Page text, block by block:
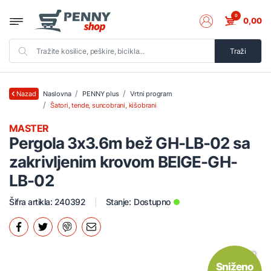
Traži
0 0,00
Nazad Naslovna PENNY plus
Vrtni program
Šatori, tende, suncobrani, kišobrani
Pergola 3x3.6m bež GH-LB-02 sa
zakrivljenim krovom BEIGE-GH-
LB-02
MASTER
Šifra artikla: 240392 Stanje: Dostupno
Sniženo